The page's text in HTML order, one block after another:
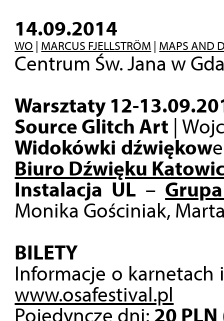
14.09.2014
WO | MARCUS FJELLSTRÖM | MAPS AND
Centrum Św. Jana w
Warsztaty 12-
Source Glitch Art |
Widokówki dźwiękow
Biuro Dźwięku
Instalacja UL –
Monika Gościniak,
BILETY
Informacje o
www.osafestival.pl
Pojedyncze dni: 20 PLN